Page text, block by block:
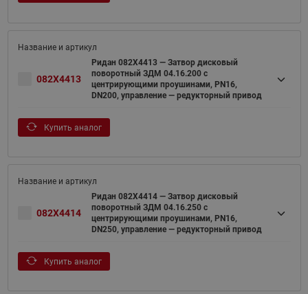
082X4413
Ридан 082X4413 — Затвор дисковый
поворотный ЗДМ 04.16.200 с
центрирующими проушинами, PN16,
DN200, управление — редукторный привод
Купить аналог
082X4414
Ридан 082X4414 — Затвор дисковый
поворотный ЗДМ 04.16.250 с
центрирующими проушинами, PN16,
DN250, управление — редукторный привод
Купить аналог